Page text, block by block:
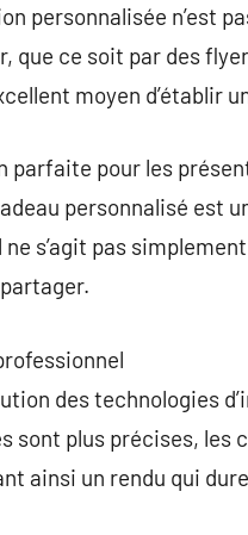
personnalisée n’est
que ce soit par des
moyen d’établir
parfaite pour les
personnalisé est
s’agit pas
des technologies
sont plus précises, les
ainsi un rendu qui